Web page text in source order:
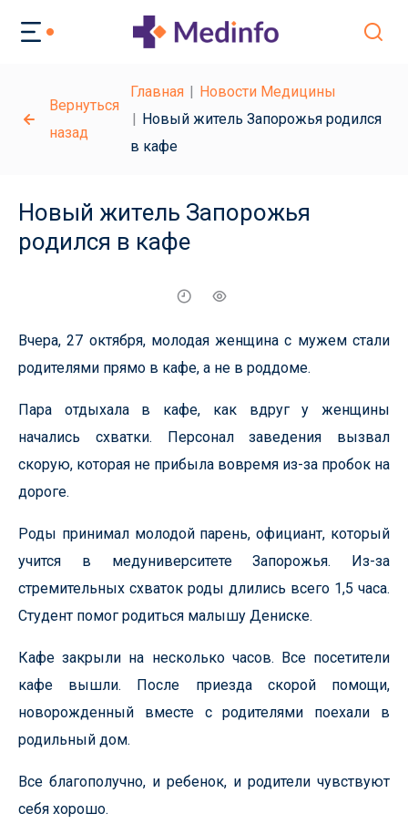
Вернуться
назад
Главная
Новости Медицины
Новый житель Запорожья родился
в кафе
Новый житель Запорожья
родился в кафе
Вчера, 27 октября, молодая женщина с мужем стали
родителями прямо в кафе, а не в роддоме.
Пара отдыхала в кафе, как вдруг у женщины
начались схватки. Персонал заведения вызвал
скорую, которая не прибыла вовремя из-за пробок на
дороге.
Роды принимал молодой парень, официант, который
учится в медуниверситете Запорожья. Из-за
стремительных схваток роды длились всего 1,5 часа.
Студент помог родиться малышу Дениске.
Кафе закрыли на несколько часов. Все посетители
кафе вышли. После приезда скорой помощи,
новорожденный вместе с родителями поехали в
родильный дом.
Все благополучно, и ребенок, и родители чувствуют
себя хорошо.